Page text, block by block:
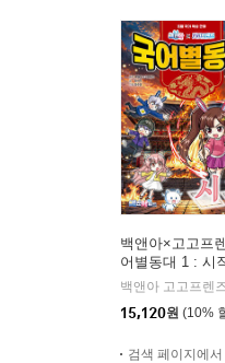
백앤아×고고프
어별동대 1 : 시
15,120원 (10%
검색 페이지에